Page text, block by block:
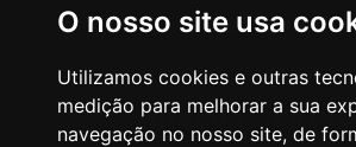
O nosso site usa
Utilizamos cookies e outras
medição para melhorar a sua
navegação no nosso site, de
AGÊNCIA
COMO
NOSSOS